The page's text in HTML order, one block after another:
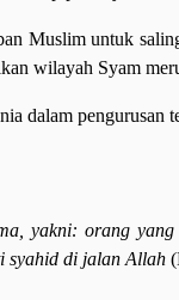
Muslim untuk
wilayah Syam
dalam pengurusan
yakni: orang
syahid di jalan Allah